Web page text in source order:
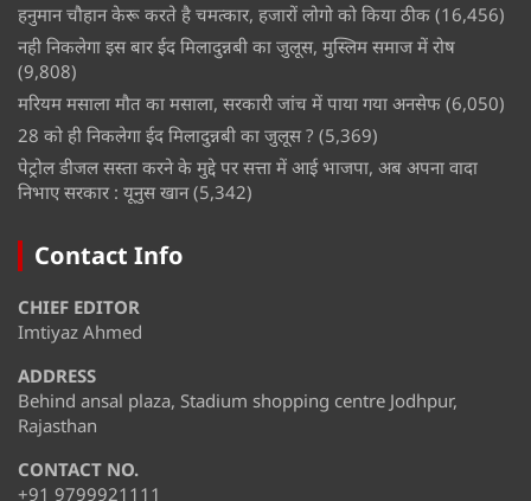
हनुमान चौहान केरू करते है चमत्कार, हजारों लोगो को किया ठीक (16,456)
नही निकलेगा इस बार ईद मिलादुन्नबी का जुलूस, मुस्लिम समाज में रोष
(9,808)
मरियम मसाला मौत का मसाला, सरकारी जांच में पाया गया अनसेफ (6,050)
28 को ही निकलेगा ईद मिलादुन्नबी का जुलूस ? (5,369)
पेट्रोल डीजल सस्ता करने के मुद्दे पर सत्ता में आई भाजपा, अब अपना वादा
निभाए सरकार : यूनुस खान (5,342)
Contact Info
CHIEF EDITOR
Imtiyaz Ahmed
ADDRESS
Behind ansal plaza, Stadium shopping centre Jodhpur,
Rajasthan
CONTACT NO.
+91 9799921111